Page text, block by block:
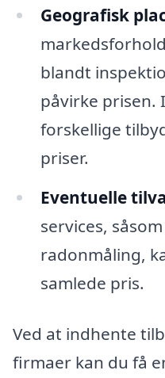
Geografisk
blandt
påvirke prisen.
forskellige
priser.
Eventuelle
services,
radonmåling,
samlede pris.
Ved at indhente
firmaer kan du få